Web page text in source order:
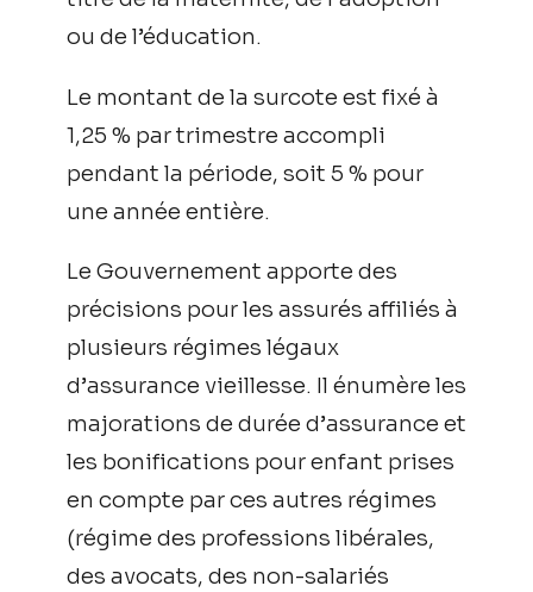
ou de l’éducation.
Le montant de la surcote est fixé à
1,25 % par trimestre accompli
pendant la période, soit 5 % pour
une année entière.
Le Gouvernement apporte des
précisions pour les assurés affiliés à
plusieurs régimes légaux
d’assurance vieillesse. Il énumère les
majorations de durée d’assurance et
les bonifications pour enfant prises
en compte par ces autres régimes
(régime des professions libérales,
des avocats, des non-salariés